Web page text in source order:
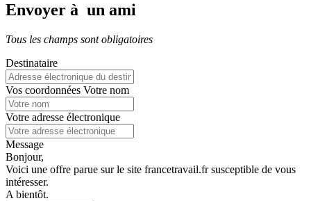
Envoyer à un ami
Tous les champs sont obligatoires
Destinataire
Vos coordonnées Votre nom
Votre adresse électronique
Message
Bonjour,
Voici une offre parue sur le site francetravail.fr susceptible de vous
intéresser.
A bientôt.